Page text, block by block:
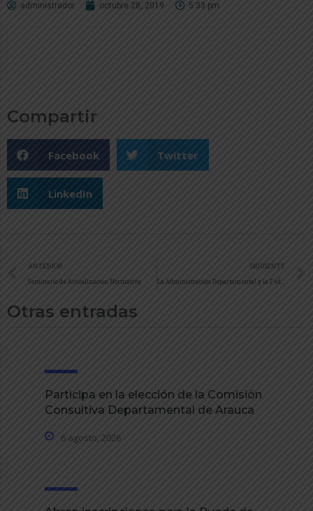
administrador octubre 28, 2019 5:33 pm
Compartir
Facebook Twitter
LinkedIn
ANTERIOR
Seminario de Actualización Normativa
SIGUIENTE
Otras entradas
Participa en la elección de la Comisión
Consultiva Departamental de Arauca
6 agosto, 2026